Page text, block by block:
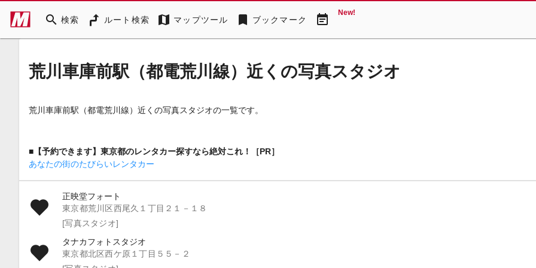
search 検索 ルート検索 map マップツール bookmark ブックマーク event_note New!
荒川車庫前駅（都電荒川線）近くの写真スタジオ
荒川車庫前駅（都電荒川線）近くの写真スタジオの一覧です。
■【予約できます】東京都のレンタカー探すなら絶対これ！［PR］
あなたの街のたびらいレンタカー
正映堂フォート
東京都荒川区西尾久１丁目２１－１８
[写真スタジオ]
タナカフォトスタジオ
東京都北区西ケ原１丁目５５－２